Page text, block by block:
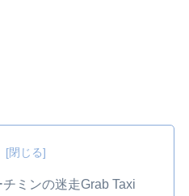
ミンの迷走Grab Taxi